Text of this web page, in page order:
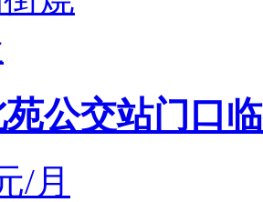
公交站门口
/月